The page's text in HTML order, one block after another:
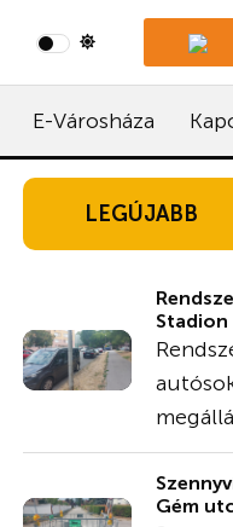
E-Városháza
LEGÚJABB
Stadion
Gém